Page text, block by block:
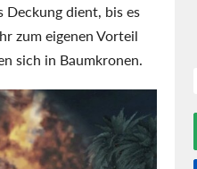
Deckung dient, bis es
zum eigenen Vorteil
sich in Baumkronen.